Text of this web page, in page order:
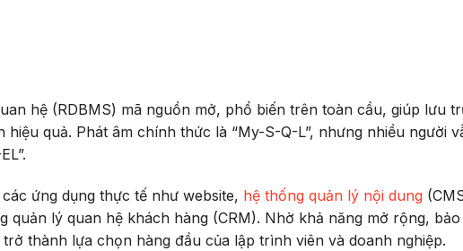
hệ (RDBMS) mã nguồn mở, phổ biến trên toàn cầu, giúp lưu
quả. Phát âm chính thức là “My-S-Q-L”, nhưng nhiều người
ứng dụng thực tế như website, hệ thống quản lý nội dung
quản lý quan hệ khách hàng (CRM). Nhờ khả năng mở rộng,
thành lựa chọn hàng đầu của lập trình viên và doanh nghiệp.